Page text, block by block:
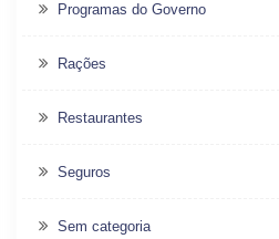
Programas do Governo
Rações
Restaurantes
Seguros
Sem categoria